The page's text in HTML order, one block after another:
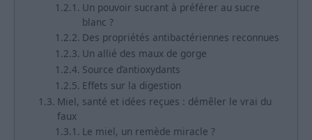
Un pouvoir sucrant à préférer au sucre
blanc ?
Des propriétés antibactériennes reconnues
Un allié des maux de gorge
Source d’antioxydants
Effets sur la digestion
Miel, santé et idées reçues : démêler le vrai du
faux
Le miel, un remède miracle ?